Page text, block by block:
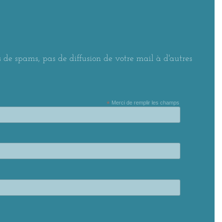
de spams, pas de diffusion de votre mail à d'autres
* Merci de remplir les champs